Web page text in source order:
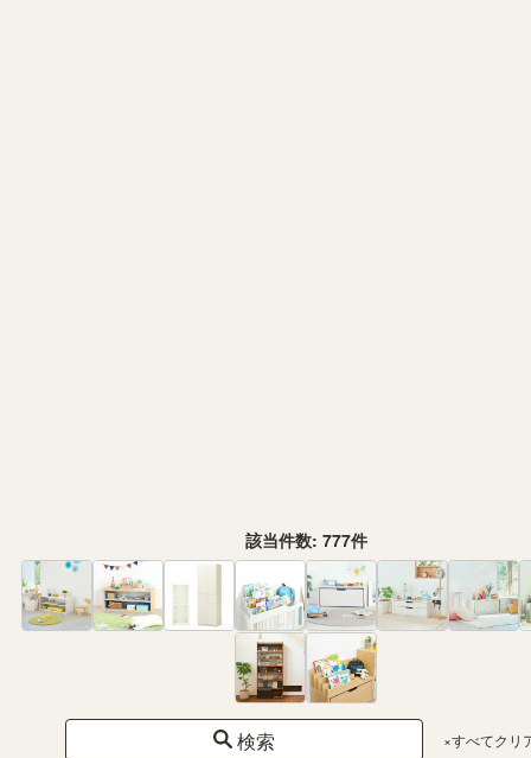
該当件数: 777件
検索 ×すべてクリ